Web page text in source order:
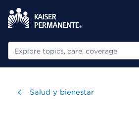
Buscar
Visitar
Salud y bienestar